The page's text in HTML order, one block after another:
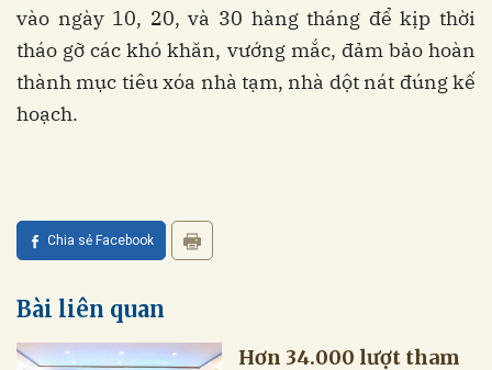
vào ngày 10, 20, và 30 hàng tháng để kịp thời
tháo gỡ các khó khăn, vướng mắc, đảm bảo hoàn
thành mục tiêu xóa nhà tạm, nhà dột nát đúng kế
hoạch.
Chia sẻ Facebook
Bài liên quan
Hơn 34.000 lượt tham